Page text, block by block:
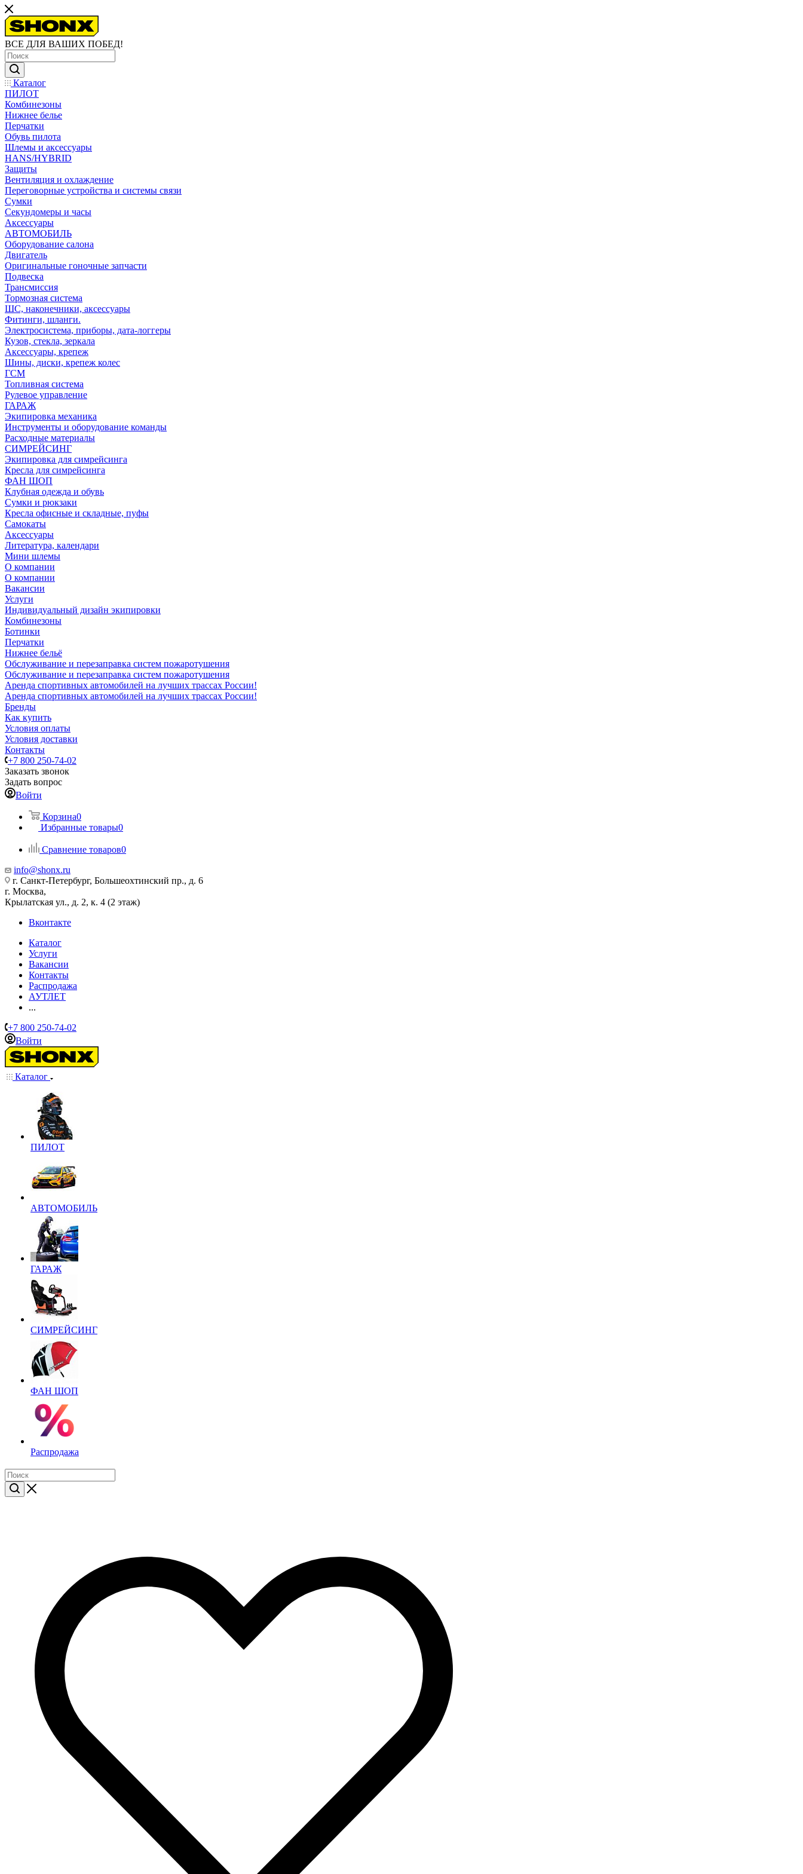
ВСЕ ДЛЯ ВАШИХ ПОБЕД!
Каталог
ПИЛОТ
Комбинезоны
Нижнее белье
Перчатки
Обувь пилота
Шлемы и аксессуары
HANS/HYBRID
Защиты
Вентиляция и охлаждение
Переговорные устройства и системы связи
Сумки
Секундомеры и часы
Аксессуары
АВТОМОБИЛЬ
Оборудование салона
Двигатель
Оригинальные гоночные запчасти
Подвеска
Трансмиссия
Тормозная система
ШС, наконечники, аксессуары
Фитинги, шланги.
Электросистема, приборы, дата-логгеры
Кузов, стекла, зеркала
Аксессуары, крепеж
Шины, диски, крепеж колес
ГСМ
Топливная система
Рулевое управление
ГАРАЖ
Экипировка механика
Инструменты и оборудование команды
Расходные материалы
СИМРЕЙСИНГ
Экипировка для симрейсинга
Кресла для симрейсинга
ФАН ШОП
Клубная одежда и обувь
Сумки и рюкзаки
Кресла офисные и складные, пуфы
Самокаты
Аксессуары
Литература, календари
Мини шлемы
О компании
О компании
Вакансии
Услуги
Индивидуальный дизайн экипировки
Комбинезоны
Ботинки
Перчатки
Нижнее бельё
Обслуживание и перезаправка систем пожаротушения
Обслуживание и перезаправка систем пожаротушения
Аренда спортивных автомобилей на лучших трассах России!
Аренда спортивных автомобилей на лучших трассах России!
Бренды
Как купить
Условия оплаты
Условия доставки
Контакты
+7 800 250-74-02
Заказать звонок
Задать вопрос
Войти
Корзина0
Избранные товары0
Сравнение товаров0
info@shonx.ru
г. Санкт-Петербург, Большеохтинский пр., д. 6
г. Москва,
Крылатская ул., д. 2, к. 4 (2 этаж)
Вконтакте
Каталог
Услуги
Вакансии
Контакты
Распродажа
АУТЛЕТ
...
+7 800 250-74-02
Войти
Каталог
ПИЛОТ
АВТОМОБИЛЬ
ГАРАЖ
СИМРЕЙСИНГ
ФАН ШОП
Распродажа